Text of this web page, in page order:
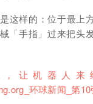
这样的：位于最上
「手指」过来把头